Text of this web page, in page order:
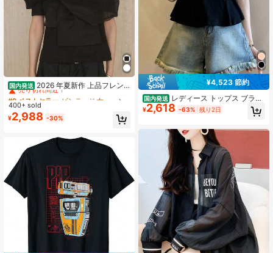
国内発送 2026 年夏新作 上品フレン
チスタイル リボン切り替えデザイン
上質コットン半袖 T シャツ ショルダ
ーオープン ゆったり着痩せ オフィス
カジュアルトップス
#9 ベストセラー
ビンテージ 女性用ブラウス
売り切れ間近！
#9 ベストセラー
売り切れ間近！
#9 ベストセラー
売り切れ間近！
#9 ベストセラー
400+ sold
¥2,988 -30%
¥4,523 節約
国内発送 レディース トップス ブラウ
ス セーラーカラー ビッグカラー 配
色 モノトーン コルセット風 ペプラ
大人可愛い フェミニン きれいめ デ
ート服 女子会 お呼ばれ オフィスコ
ーデ 上品 デコルテ見せ スタイルア
ップ 着痩せ 骨格ウェーブ 骨格スト
レート 清楚系 ショート丈 体型カバ
ー 二の腕カバー カジュアル ガーリ
ー パフスリーブ風 控えめセクシー
華奢見え シワになりにくい 伸縮性あ
り 春夏
¥2,618 -63% 残り2日